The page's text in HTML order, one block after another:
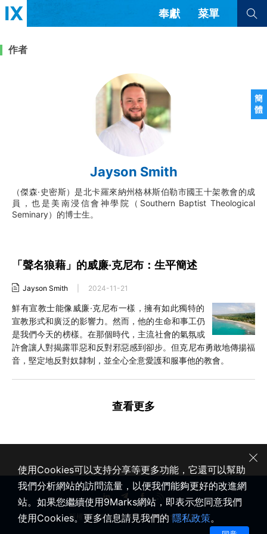
簡
體
奉獻 菜單
書評 訪談
福音傳講與宣教 成員制與教會紀律
團契生活與禱告
查看全部
查看全部
隱私條款
正體中文
西班牙語
葡萄牙語
俄語
烏茲別克語
达里语
波斯語
阿爾巴尼亞語
塞爾維亞語 柬埔寨語
作者
Jayson Smith
（傑森·史密斯）是北卡羅來納州格林斯伯勒市國王十架教會的成
員，也是美南浸信會神學院（Southern Baptist Theological
Seminary）的博士生。
「聲名狼藉」的威廉·克尼布：生平簡述
Jayson Smith 2024-11-21
鮮有宣教士能像威廉·克尼布一樣，擁有如此獨特的
宣教形式和廣泛的影響力。然而，他的生命和事工仍
是我們今天的榜樣。在那個時代，主流社會的氣氛或
許會讓人對揭露罪惡和反對邪惡感到卻步。但克尼布勇敢地傳揚福
音，堅定地反對奴隸制，並全心全意愛護和服事他的教會。
查看更多
版權所有 © 2020-2026 健康教會九標誌
使用Cookies可以支持分享等更多功能，它還可以幫助
我們分析網站的訪問流量，以便我們能夠更好的改進網
站。如果您繼續使用9Marks網站，即表示您同意我們
使用Cookies。更多信息請見我們的 隱私政策。